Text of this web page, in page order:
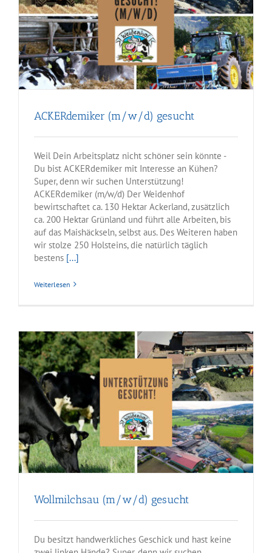
ACKERdemiker (m/w/d) gesucht
Weil Dein Arbeitsplatz nicht schöner sein könnte -
Du bist ACKERdemiker mit Interesse an Kühen?
Super, denn wir suchen Unterstützung!
ACKERdemiker (m/w/d) Der Weidenhof
bewirtschaftet ca. 130 Hektar Ackerland, zusätzlich
ca. 200 Hektar Grünland und führt alle Arbeiten, bis
auf das Maishäckseln, selbst aus. Des Weiteren haben
wir stolze 250 Holsteins, die natürlich täglich
bestens [...]
Weiterlesen
Wollmilchsau (m/w/d) gesucht
Du besitzt handwerkliches Geschick und hast keine